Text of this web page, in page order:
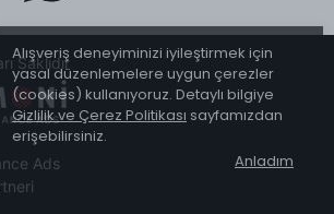
Alışveriş deneyiminizi iyileştirmek için
yasal düzenlemelere uygun çerezler
(cookies) kullanıyoruz. Detaylı bilgiye
Gizlilik ve Çerez Politikası sayfamızdan
erişebilirsiniz.
Anladım
Saklıdır
Ads